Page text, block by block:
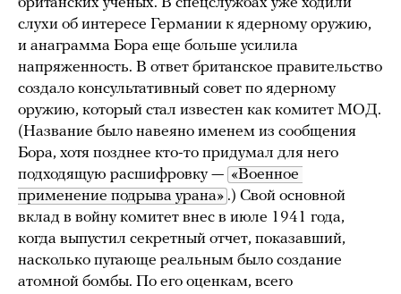
британских ученых. В спецслужбах уже ходили
слухи об интересе Германии к ядерному оружию,
и анаграмма Бора еще больше усилила
напряженность. В ответ британское правительство
создало консультативный совет по ядерному
оружию, который стал известен как комитет МОД.
(Название было навеяно именем из сообщения
Бора, хотя позднее кто-то придумал для него
подходящую расшифровку — «Военное
применение подрыва урана» .) Свой основной
вклад в войну комитет внес в июле 1941 года,
когда выпустил секретный отчет, показавший,
насколько пугающе реальным было создание
атомной бомбы. По его оценкам, всего